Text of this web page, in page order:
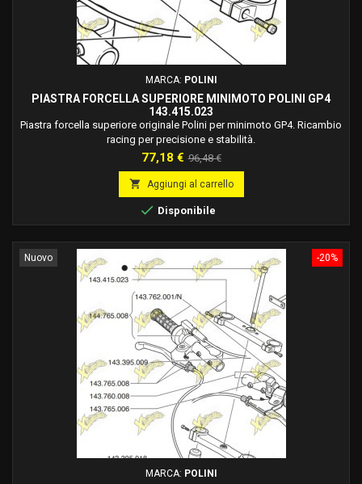
MARCA: POLINI
PIASTRA FORCELLA SUPERIORE MINIMOTO POLINI GP4
143.415.023
Piastra forcella superiore originale Polini per minimoto GP4. Ricambio
racing per precisione e stabilità.
Prezzo
77,18 € Prezzo
base
96,48 €
 Aggiungi al carrello
 Disponibile
-20%
Nuovo
MARCA: POLINI